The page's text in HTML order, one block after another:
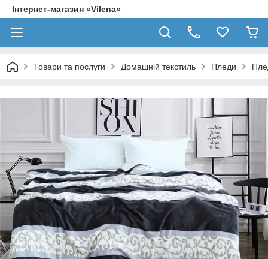
Інтернет-магазин «Vilena»
Товари та послуги Домашній текстиль Пледи